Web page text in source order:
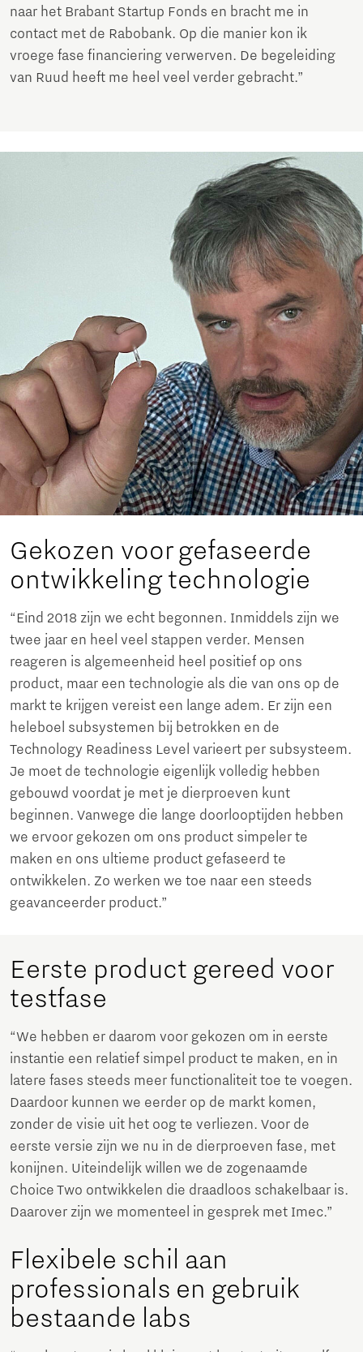
naar het Brabant Startup Fonds en bracht me in
contact met de Rabobank. Op die manier kon ik
vroege fase financiering verwerven. De begeleiding
van Ruud heeft me heel veel verder gebracht.”
Gekozen voor gefaseerde
ontwikkeling technologie
“Eind 2018 zijn we echt begonnen. Inmiddels zijn we
twee jaar en heel veel stappen verder. Mensen
reageren is algemeenheid heel positief op ons
product, maar een technologie als die van ons op de
markt te krijgen vereist een lange adem. Er zijn een
heleboel subsystemen bij betrokken en de
Technology Readiness Level varieert per subsysteem.
Je moet de technologie eigenlijk volledig hebben
gebouwd voordat je met je dierproeven kunt
beginnen. Vanwege die lange doorlooptijden hebben
we ervoor gekozen om ons product simpeler te
maken en ons ultieme product gefaseerd te
ontwikkelen. Zo werken we toe naar een steeds
geavanceerder product.”
Eerste product gereed voor
testfase
“We hebben er daarom voor gekozen om in eerste
instantie een relatief simpel product te maken, en in
latere fases steeds meer functionaliteit toe te voegen.
Daardoor kunnen we eerder op de markt komen,
zonder de visie uit het oog te verliezen. Voor de
eerste versie zijn we nu in de dierproeven fase, met
konijnen. Uiteindelijk willen we de zogenaamde
Choice Two ontwikkelen die draadloos schakelbaar is.
Daarover zijn we momenteel in gesprek met Imec.”
Flexibele schil aan
professionals en gebruik
bestaande labs